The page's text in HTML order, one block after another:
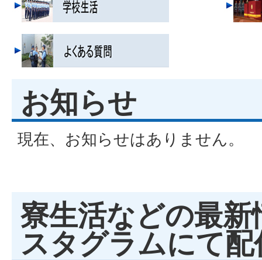
お知らせ
現在、お知らせはありません。
寮生活などの最新
スタグラムにて配